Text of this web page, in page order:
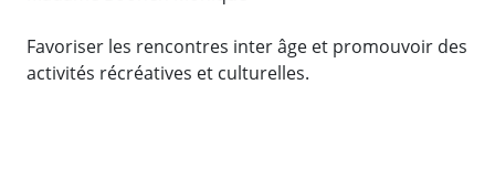
Favoriser les rencontres inter âge et promouvoir des
activités récréatives et culturelles.